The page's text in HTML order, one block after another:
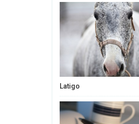
Latigo